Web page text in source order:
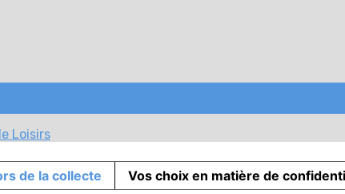
Loisirs
de la collecte Vos choix en matière de